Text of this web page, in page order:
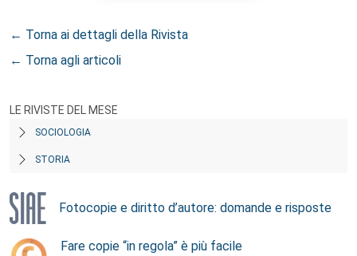
← Torna ai dettagli della Rivista
← Torna agli articoli
LE RIVISTE DEL MESE
SOCIOLOGIA
STORIA
Fotocopie e diritto d’autore: domande e risposte
Fare copie “in regola” è più facile